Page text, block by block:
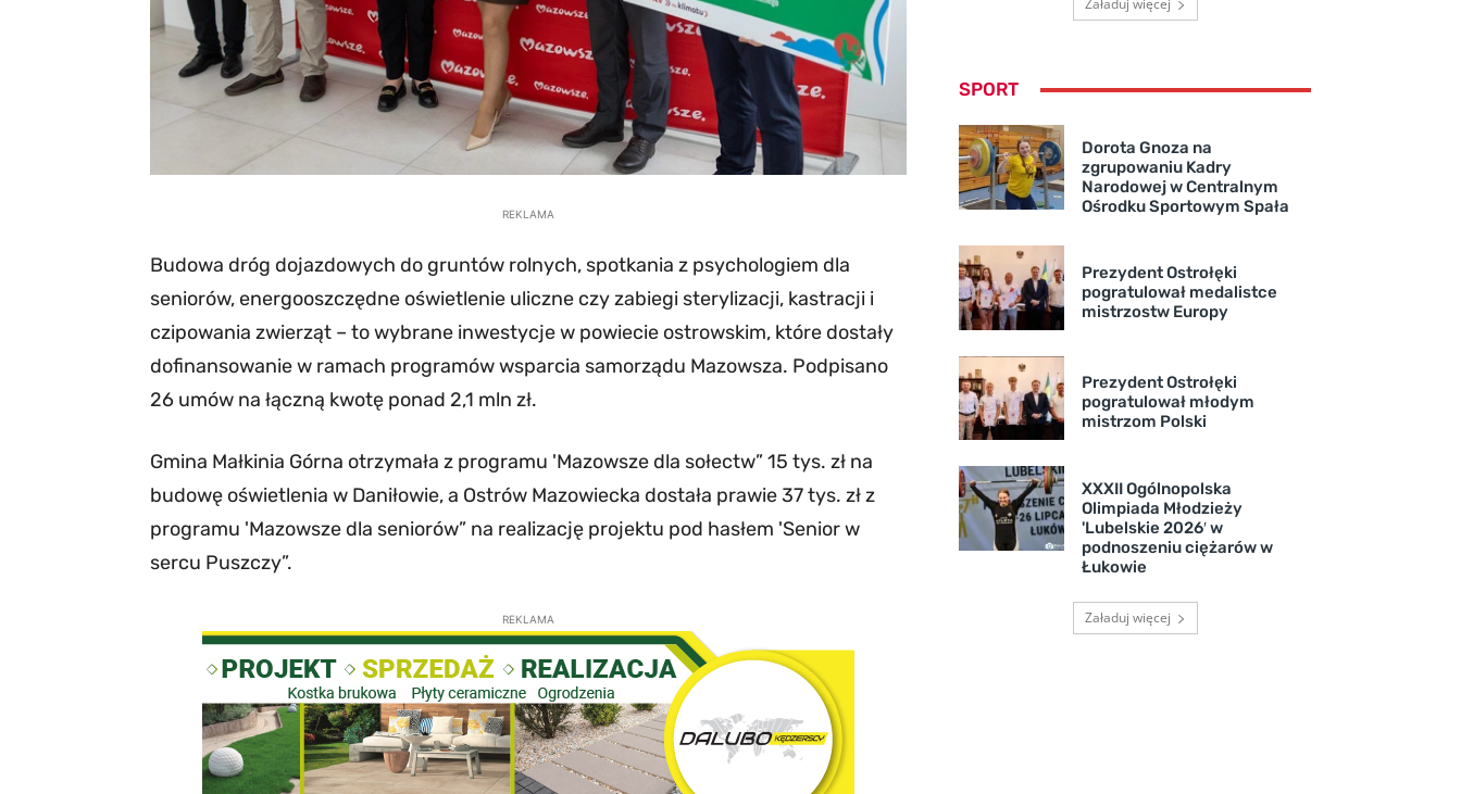
REKLAMA
Budowa dróg dojazdowych do gruntów rolnych, spotkania z psychologiem dla
seniorów, energooszczędne oświetlenie uliczne czy zabiegi sterylizacji, kastracji i
czipowania zwierząt – to wybrane inwestycje w powiecie ostrowskim, które dostały
dofinansowanie w ramach programów wsparcia samorządu Mazowsza. Podpisano
26 umów na łączną kwotę ponad 2,1 mln zł.
Gmina Małkinia Górna otrzymała z programu 'Mazowsze dla sołectw” 15 tys. zł na
budowę oświetlenia w Daniłowie, a Ostrów Mazowiecka dostała prawie 37 tys. zł z
programu 'Mazowsze dla seniorów” na realizację projektu pod hasłem 'Senior w
sercu Puszczy”.
REKLAMA
Załaduj więcej
SPORT
Dorota Gnoza na
zgrupowaniu Kadry
Narodowej w Centralnym
Ośrodku Sportowym Spała
Prezydent Ostrołęki
pogratulował medalistce
mistrzostw Europy
Prezydent Ostrołęki
pogratulował młodym
mistrzom Polski
XXXII Ogólnopolska
Olimpiada Młodzieży
'Lubelskie 2026′ w
podnoszeniu ciężarów w
Łukowie
Załaduj więcej